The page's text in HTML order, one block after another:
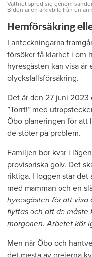
Vattnet spred sig genom
Biden är en arkivbild från en
Hemförsäkring
I anteckningarna
försöker få klarhet i om
hyresgästen kan visa
olycksfallsförsäkring.
Det är den 27 juni 2023
”Torrt!” med
Öbo planeringen för att
de stöter på problem.
Familjen bor kvar i
provisoriska golv. Det
riktiga. I loggen står det
med mamman och en
hyresgästen för att visa
flyttas och att de måste
morgonen. Arbetet kör
Men när Öbo och